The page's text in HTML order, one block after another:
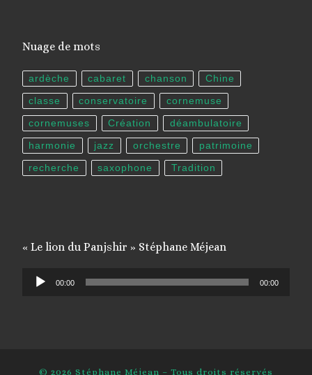
Nuage de mots
ardèche cabaret chanson Chine
classe conservatoire cornemuse
cornemuses Création déambulatoire
harmonie jazz orchestre patrimoine
recherche saxophone Tradition
« Le lion du Panjshir » Stéphane Méjean
Lecteur
audio
00:00 00:00
© 2026 Stéphane Méjean – Tous droits réservés